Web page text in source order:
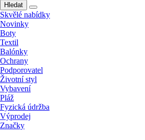
Hledat
Skvělé nabídky
Novinky
Boty
Textil
Balónky
Ochrany
Podporovatel
Životní styl
Vybavení
Pláž
Fyzická údržba
Výprodej
Značky